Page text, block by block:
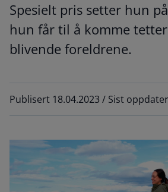
Spesielt pris setter hun
hun får til å komme
blivende foreldrene.
Publisert 18.04.2023 / Sist